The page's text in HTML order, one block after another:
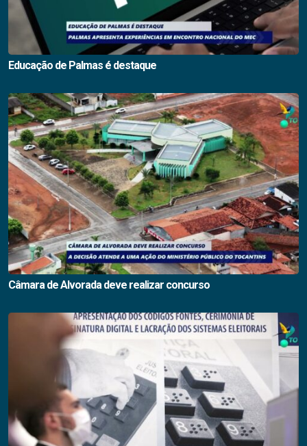
Educação de Palmas é destaque
Câmara de Alvorada deve realizar concurso